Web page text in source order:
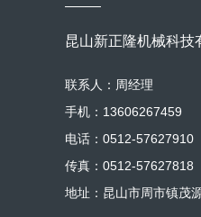
昆山新正隆机械科技
联系人：周经理
手机：13606267459
电话：0512-57627910
传真：0512-57627818
地址：昆山市周市镇茂